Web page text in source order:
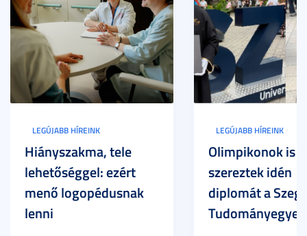
LEGÚJABB HÍREINK
Hiányszakma, tele
lehetőséggel: ezért
menő logopédusnak
lenni
LEGÚJABB HÍREINK
Olimpikonok is
szereztek idén
diplomát a